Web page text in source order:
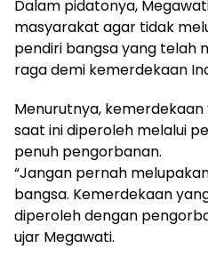
Dalam pidatonya,
masyarakat agar tidak
pendiri bangsa yang telah
raga demi kemerdekaan
Menurutnya,
saat ini diperoleh melalui
penuh pengorbanan.
“Jangan pernah
bangsa. Kemerdekaan
diperoleh dengan
ujar Megawati.